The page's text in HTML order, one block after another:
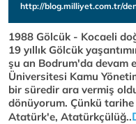
http://blog.milliyet.com.tr/
1988 Gölcük - Kocaeli
19 yıllık Gölcük
şu an Bodrum'da devam
Üniversitesi Kamu
bir süredir ara vermiş
dönüyorum. Çünkü
Atatürk'e, Atatürkçülüğ..